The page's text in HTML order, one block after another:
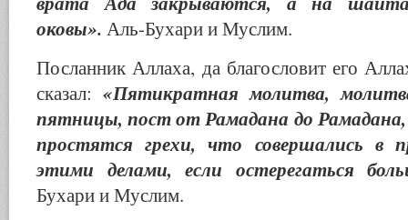
оковы». Аль-Бухари и Муслим.
Посланник Аллаха, да благословит его
сказал: «Пятикратная молитва,
пятницы, пост от Рамадана до Рамадана,
простятся грехи, что совершались в
этими делами, если остерегаться
Бухари и Муслим.